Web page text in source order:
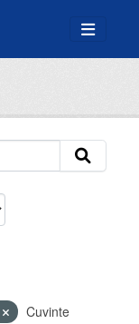
Cuvinte